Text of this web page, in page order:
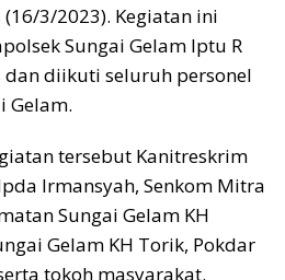
3/2023). Kegiatan ini
Sungai Gelam Iptu R
dan diikuti seluruh personel
Gelam.
tersebut Kanitreskrim
Irmansyah, Senkom Mitra
Sungai Gelam KH
Gelam KH Torik, Pokdar
tokoh masyarakat.